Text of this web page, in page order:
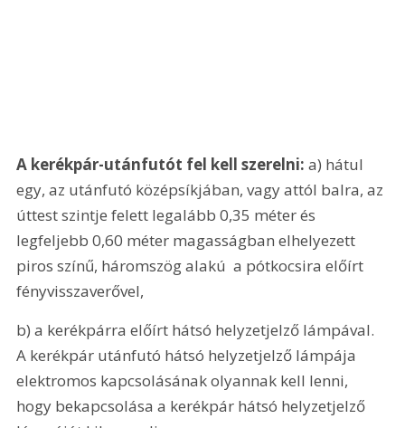
A kerékpár-utánfutót fel kell szerelni: a) hátul
egy, az utánfutó középsíkjában, vagy attól balra, az
úttest szintje felett legalább 0,35 méter és
legfeljebb 0,60 méter magasságban elhelyezett
piros színű, háromszög alakú  a pótkocsira előírt 
fényvisszaverővel,
b) a kerékpárra előírt hátsó helyzetjelző lámpával.
A kerékpár utánfutó hátsó helyzetjelző lámpája
elektromos kapcsolásának olyannak kell lenni,
hogy bekapcsolása a kerékpár hátsó helyzetjelző